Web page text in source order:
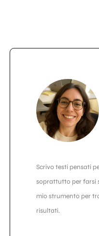
Scrivo testi pensati
soprattutto per farsi
mio strumento per
risultati.